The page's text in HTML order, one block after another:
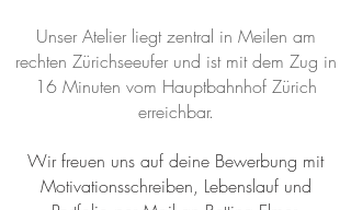
Unser Atelier liegt zentral in Meilen am
rechten Zürichseeufer und ist mit dem Zug in
16 Minuten vom Hauptbahnhof Zürich
erreichbar.
Wir freuen uns auf deine Bewerbung mit
Motivationsschreiben, Lebenslauf und